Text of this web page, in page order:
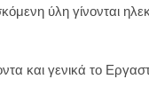
ύλη γίνονται
και γενικά το